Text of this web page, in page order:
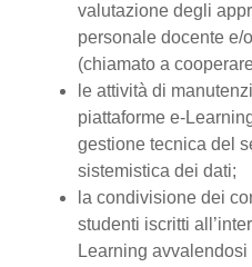
valutazione degli
personale docente e/
(chiamato a
le attività di
piattaforme e-
gestione tecnica del
sistemistica dei dati;
la condivisione dei
studenti iscritti
Learning